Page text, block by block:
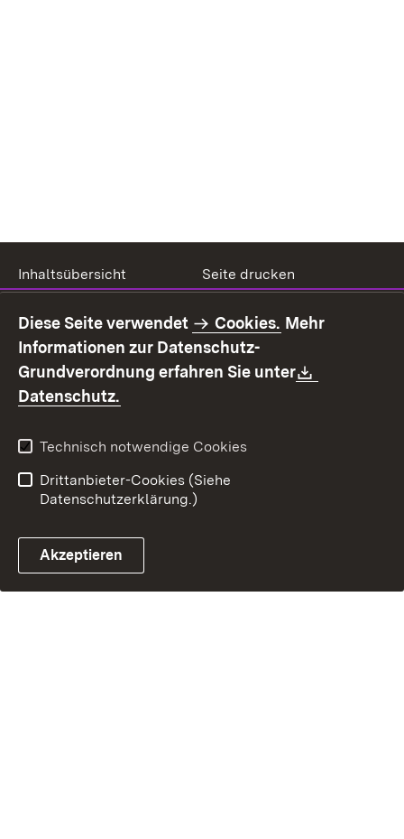
Inhaltsübersicht
Seite drucken
Benutzungshinweise
Erklärung zur
Barrierefreiheit
Kontakt
Fehlerhaften Link melden
Diese Seite verwendet Cookies. Mehr
Informationen zur Datenschutz-
Grundverordnung erfahren Sie unter
Datenschutz.
Technisch notwendige Cookies
Drittanbieter-Cookies (Siehe
Datenschutzerklärung.)
Akzeptieren